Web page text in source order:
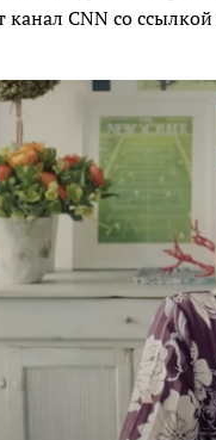
канал CNN со